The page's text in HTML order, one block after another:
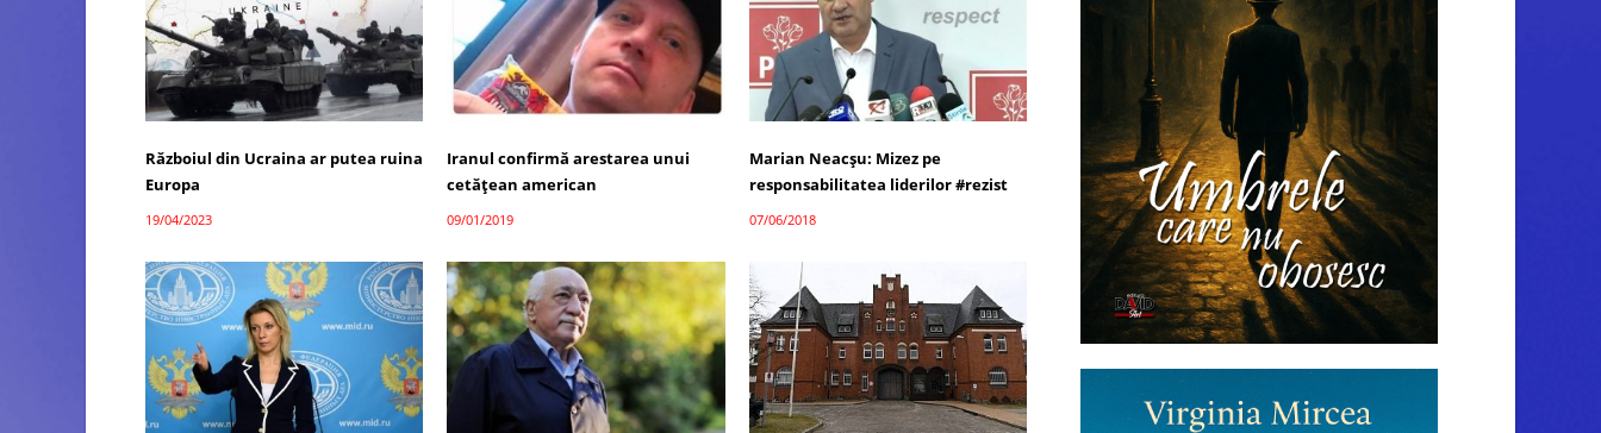
Războiul din Ucraina ar putea ruina
Europa
19/04/2023
Iranul confirmă arestarea unui
cetăţean american
09/01/2019
Marian Neacşu: Mizez pe
responsabilitatea liderilor #rezist
07/06/2018